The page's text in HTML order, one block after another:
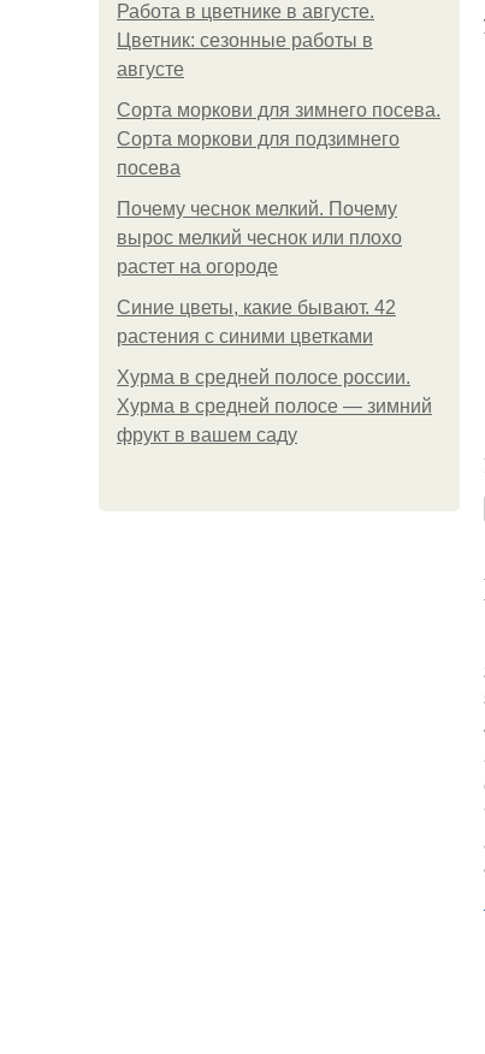
Работа в цветнике в августе.
Цветник: сезонные работы в
августе
Сорта моркови для зимнего посева.
Сорта моркови для подзимнего
посева
Почему чеснок мелкий. Почему
вырос мелкий чеснок или плохо
растет на огороде
Синие цветы, какие бывают. 42
растения с синими цветками
Хурма в средней полосе россии.
Хурма в средней полосе — зимний
фрукт в вашем саду